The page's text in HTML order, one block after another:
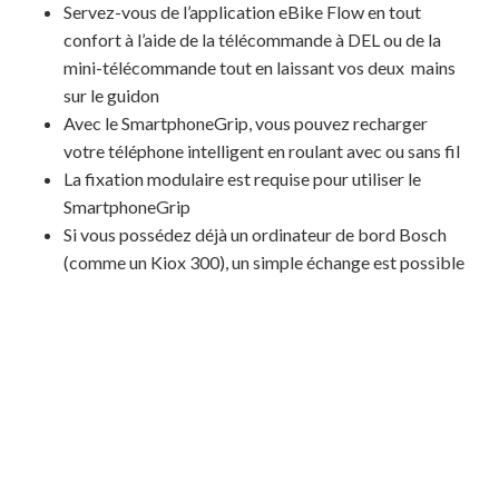
Servez-vous de l’application eBike Flow en tout
confort à l’aide de la télécommande à DEL ou de la
mini-télécommande tout en laissant vos deux mains
sur le guidon
Avec le SmartphoneGrip, vous pouvez recharger
votre téléphone intelligent en roulant avec ou sans fil
La fixation modulaire est requise pour utiliser le
SmartphoneGrip
Si vous possédez déjà un ordinateur de bord Bosch
(comme un Kiox 300), un simple échange est possible